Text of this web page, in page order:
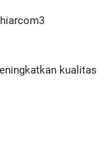
kualitas